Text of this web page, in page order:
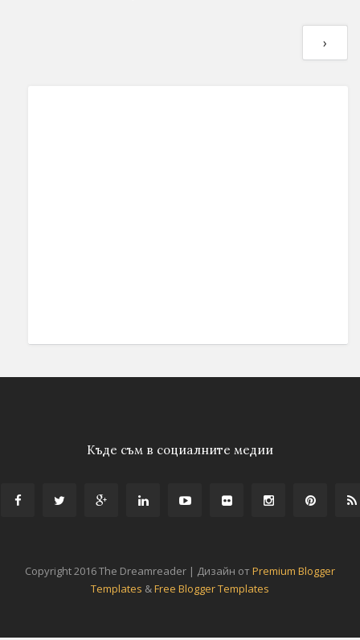
›
Къде съм в социалните медии
Copyright 2016 The Dreamreader | Дизайн отPremium Blogger
Templates &Free Blogger Templates